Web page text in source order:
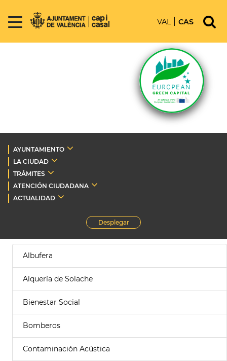
VAL CAS
AYUNTAMIENTO
LA CIUDAD
TRÁMITES
ATENCIÓN CIUDADANA
ACTUALIDAD
Desplegar
Albufera
Alquería de Solache
Bienestar Social
Bomberos
Contaminación Acústica